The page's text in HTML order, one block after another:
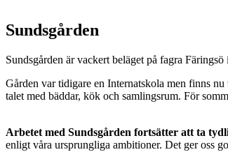
Sundsgården
Sundsgården är vackert beläget på fagra
Gården var tidigare en Internatskola men finns
talet med bäddar, kök och samlingsrum. För
Arbetet med Sundsgården fortsätter att ta
enligt våra ursprungliga ambitioner. Det ger oss